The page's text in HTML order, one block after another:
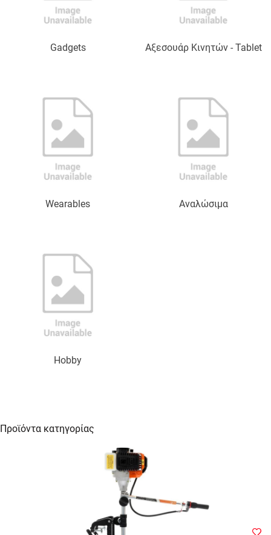
Gadgets Αξεσουάρ Κινητών - Tablet
Wearables Αναλώσιμα
Hobby
Προϊόντα κατηγορίας